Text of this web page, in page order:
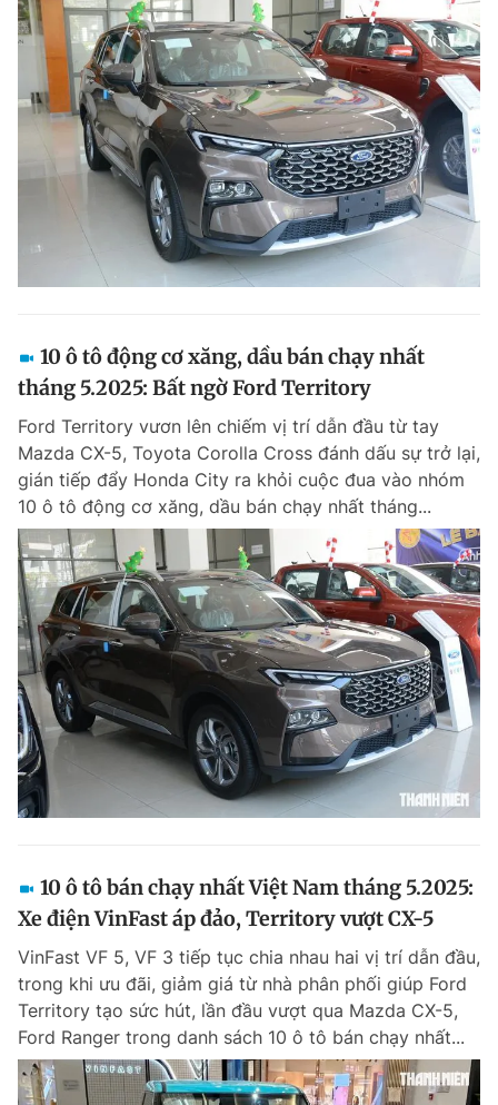
10 ô tô động cơ xăng, dầu bán chạy nhất
tháng 5.2025: Bất ngờ Ford Territory
Ford Territory vươn lên chiếm vị trí dẫn đầu từ tay
Mazda CX-5, Toyota Corolla Cross đánh dấu sự trở lại,
gián tiếp đẩy Honda City ra khỏi cuộc đua vào nhóm
10 ô tô động cơ xăng, dầu bán chạy nhất tháng...
10 ô tô bán chạy nhất Việt Nam tháng 5.2025:
Xe điện VinFast áp đảo, Territory vượt CX-5
VinFast VF 5, VF 3 tiếp tục chia nhau hai vị trí dẫn đầu,
trong khi ưu đãi, giảm giá từ nhà phân phối giúp Ford
Territory tạo sức hút, lần đầu vượt qua Mazda CX-5,
Ford Ranger trong danh sách 10 ô tô bán chạy nhất...